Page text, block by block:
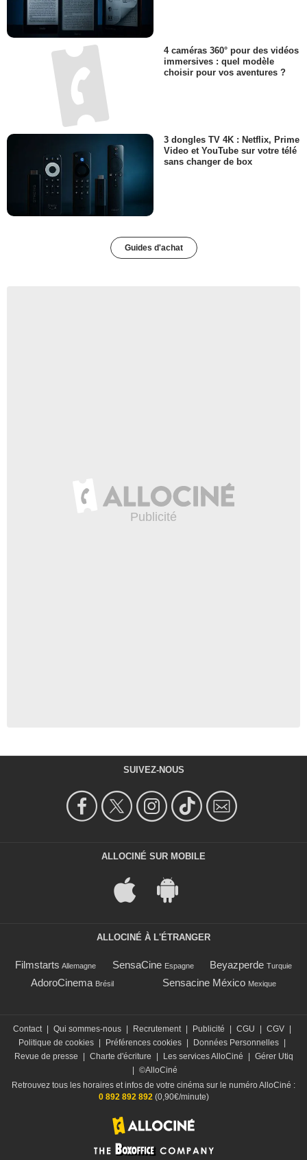
4 caméras 360° pour des vidéos
immersives : quel modèle
choisir pour vos aventures ?
3 dongles TV 4K : Netflix, Prime
Video et YouTube sur votre télé
sans changer de box
Guides d'achat
SUIVEZ-NOUS
ALLOCINÉ SUR MOBILE
ALLOCINÉ À L'ÉTRANGER
Filmstarts Allemagne SensaCine Espagne Beyazperde Turquie
AdoroCinema Brésil Sensacine México Mexique
Contact Qui sommes-nous Recrutement Publicité CGU CGV
Politique de cookies
Préférences cookies Données Personnelles
Revue de presse
Charte d'écriture Les services AlloCiné
Gérer Utiq
©AlloCiné
Retrouvez tous les horaires et infos de votre cinéma sur le numéro AlloCiné :
0 892 892 892(0,90€/minute)